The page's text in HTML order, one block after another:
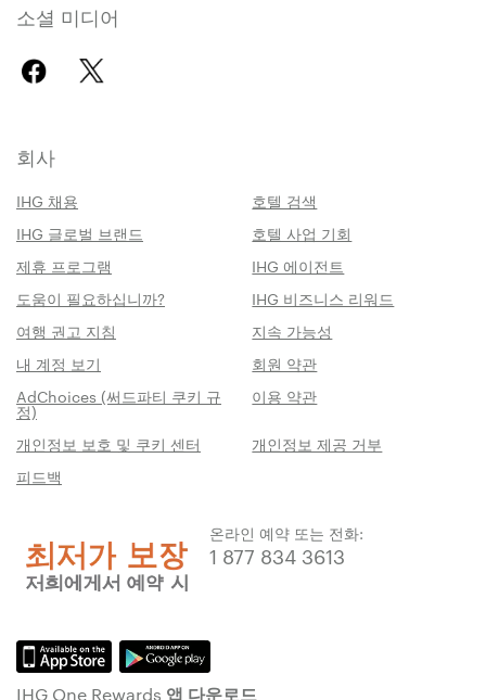
소셜 미디어
회사
IHG 채용
호텔 검색
IHG 글로벌 브랜드
호텔 사업 기회
제휴 프로그램
IHG 에이전트
도움이 필요하십니까?
IHG 비즈니스 리워드
여행 권고 지침
지속 가능성
내 계정 보기
회원 약관
AdChoices (써드파티 쿠키 규
정)
이용 약관
개인정보 보호 및 쿠키 센터
개인정보 제공 거부
피드백
온라인 예약 또는 전화:
1 877 834 3613
IHG One Rewards 앱 다운로드